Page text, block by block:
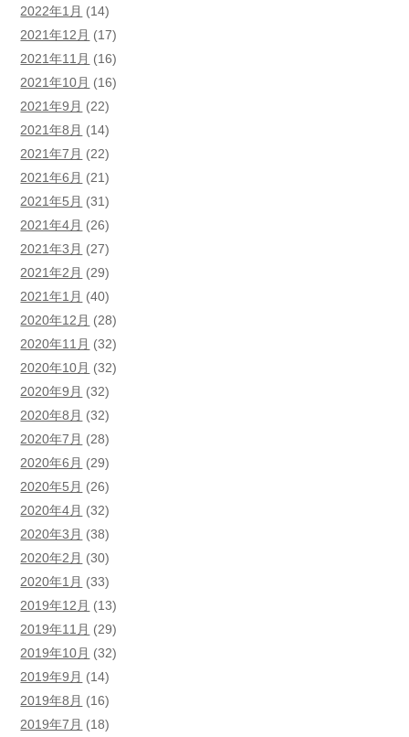
2022年1月 (14)
2021年12月 (17)
2021年11月 (16)
2021年10月 (16)
2021年9月 (22)
2021年8月 (14)
2021年7月 (22)
2021年6月 (21)
2021年5月 (31)
2021年4月 (26)
2021年3月 (27)
2021年2月 (29)
2021年1月 (40)
2020年12月 (28)
2020年11月 (32)
2020年10月 (32)
2020年9月 (32)
2020年8月 (32)
2020年7月 (28)
2020年6月 (29)
2020年5月 (26)
2020年4月 (32)
2020年3月 (38)
2020年2月 (30)
2020年1月 (33)
2019年12月 (13)
2019年11月 (29)
2019年10月 (32)
2019年9月 (14)
2019年8月 (16)
2019年7月 (18)